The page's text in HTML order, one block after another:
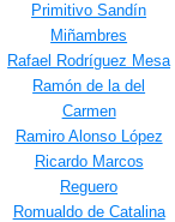
Primitivo Sandín
Miñambres
Rafael Rodríguez Mesa
Ramón de la del
Carmen
Ramiro Alonso López
Ricardo Marcos
Reguero
Romualdo de Catalina